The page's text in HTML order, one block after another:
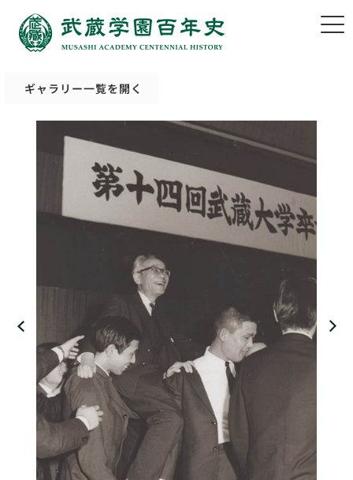
ギャラリー一覧を開く